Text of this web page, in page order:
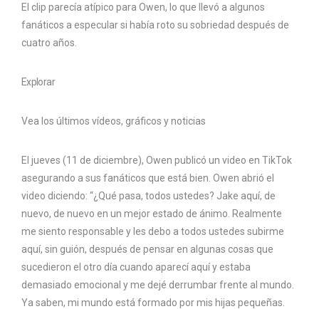
El clip parecía atípico para Owen, lo que llevó a algunos
fanáticos a especular si había roto su sobriedad después de
cuatro años.
Explorar
Vea los últimos vídeos, gráficos y noticias
El jueves (11 de diciembre), Owen publicó un video en TikTok
asegurando a sus fanáticos que está bien. Owen abrió el
video diciendo: “¿Qué pasa, todos ustedes? Jake aquí, de
nuevo, de nuevo en un mejor estado de ánimo. Realmente
me siento responsable y les debo a todos ustedes subirme
aquí, sin guión, después de pensar en algunas cosas que
sucedieron el otro día cuando aparecí aquí y estaba
demasiado emocional y me dejé derrumbar frente al mundo.
Ya saben, mi mundo está formado por mis hijas pequeñas.